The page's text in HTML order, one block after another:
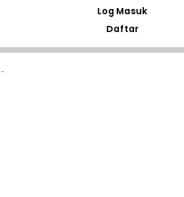
Log Masuk
Daftar